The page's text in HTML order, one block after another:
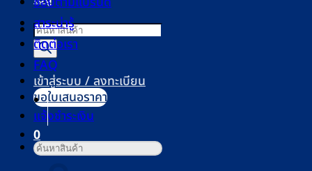
Products
search
เข้าสู่ระบบ / ลงทะเบียน
0
ตะกร้าสินค้า
สาระน่ารู้
ติดต่อเรา
FAQ
ขอใบเสนอราคา
แจ้งชำระเงิน
ค้นหา: